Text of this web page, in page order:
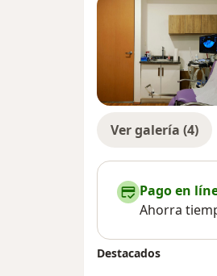
Ver galería (4)
Pago en
Ahorra
Destacados